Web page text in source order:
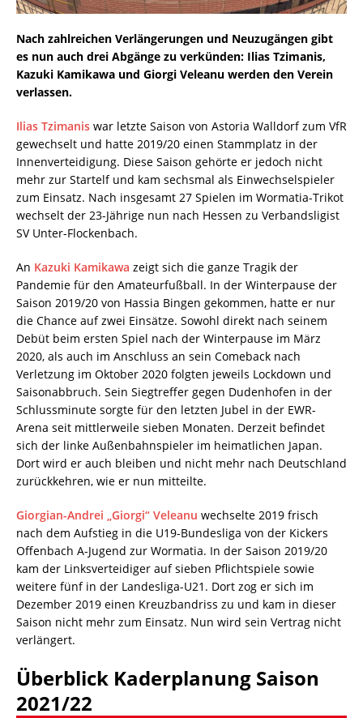
Nach zahlreichen Verlängerungen und Neuzugängen gibt
es nun auch drei Abgänge zu verkünden: Ilias Tzimanis,
Kazuki Kamikawa und Giorgi Veleanu werden den Verein
verlassen.
Ilias Tzimanis war letzte Saison von Astoria Walldorf zum VfR
gewechselt und hatte 2019/20 einen Stammplatz in der
Innenverteidigung. Diese Saison gehörte er jedoch nicht
mehr zur Startelf und kam sechsmal als Einwechselspieler
zum Einsatz. Nach insgesamt 27 Spielen im Wormatia-Trikot
wechselt der 23-Jährige nun nach Hessen zu Verbandsligist
SV Unter-Flockenbach.
An Kazuki Kamikawa zeigt sich die ganze Tragik der
Pandemie für den Amateurfußball. In der Winterpause der
Saison 2019/20 von Hassia Bingen gekommen, hatte er nur
die Chance auf zwei Einsätze. Sowohl direkt nach seinem
Debüt beim ersten Spiel nach der Winterpause im März
2020, als auch im Anschluss an sein Comeback nach
Verletzung im Oktober 2020 folgten jeweils Lockdown und
Saisonabbruch. Sein Siegtreffer gegen Dudenhofen in der
Schlussminute sorgte für den letzten Jubel in der EWR-
Arena seit mittlerweile sieben Monaten. Derzeit befindet
sich der linke Außenbahnspieler im heimatlichen Japan.
Dort wird er auch bleiben und nicht mehr nach Deutschland
zurückkehren, wie er nun mitteilte.
Giorgian-Andrei „Giorgi“ Veleanu wechselte 2019 frisch
nach dem Aufstieg in die U19-Bundesliga von der Kickers
Offenbach A-Jugend zur Wormatia. In der Saison 2019/20
kam der Linksverteidiger auf sieben Pflichtspiele sowie
weitere fünf in der Landesliga-U21. Dort zog er sich im
Dezember 2019 einen Kreuzbandriss zu und kam in dieser
Saison nicht mehr zum Einsatz. Nun wird sein Vertrag nicht
verlängert.
Überblick Kaderplanung Saison
2021/22